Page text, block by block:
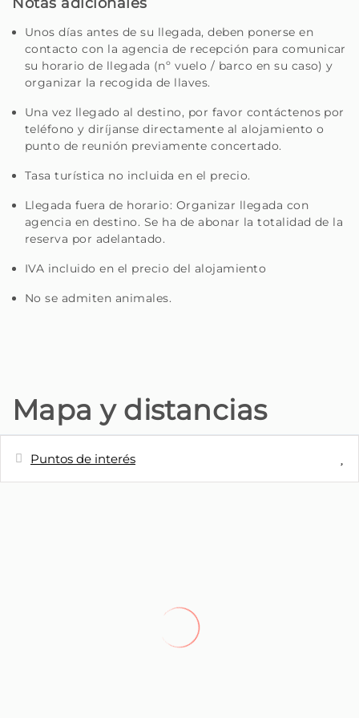
que pueda disfrutar de Madeira al máximo.
Sea un viajero en busca de un lugar especial o un
propietario en busca de alguien para cuidar su casa con
dedicación, está en el lugar correcto.
Homie - Tu casa lejos de casa, en la hermosa isla de
Madeira
Unos días antes de su llegada, deben ponerse en
contacto con la agencia de recepción para comunicar
su horario de llegada (nº vuelo / barco en su caso) y
organizar la recogida de llaves.
Una vez llegado al destino, por favor contáctenos por
teléfono y diríjanse directamente al alojamiento o
punto de reunión previamente concertado.
Tasa turística no incluida en el precio.
Llegada fuera de horario: Organizar llegada con
agencia en destino. Se ha de abonar la totalidad de la
reserva por adelantado.
IVA incluido en el precio del alojamiento
No se admiten animales.
Mapa y distancias
Puntos de interés
Restaurante - Restaurante Cabra